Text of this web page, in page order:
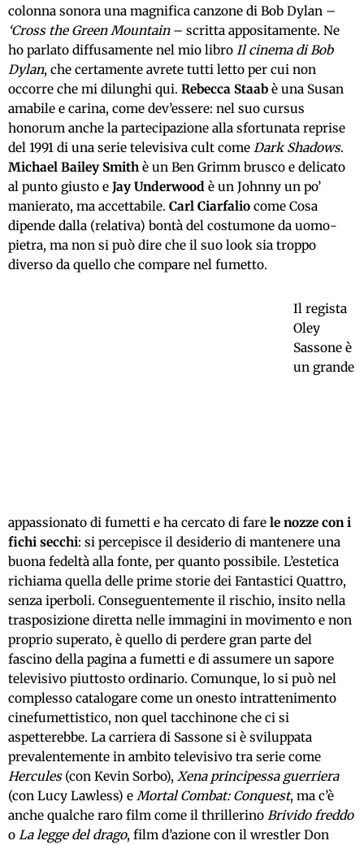
colonna sonora una magnifica canzone di Bob Dylan –
‘Cross the Green Mountain– scritta appositamente. Ne
ho parlato diffusamente nel mio libro Il cinema di Bob
Dylan, che certamente avrete tutti letto per cui non
occorre che mi dilunghi qui. Rebecca Staab è una Susan
amabile e carina, come dev’essere: nel suo cursus
honorum anche la partecipazione alla sfortunata reprise
del 1991 di una serie televisiva cult come Dark Shadows.
Michael Bailey Smith è un Ben Grimm brusco e delicato
al punto giusto e Jay Underwood è un Johnny un po’
manierato, ma accettabile. Carl Ciarfalio come Cosa
dipende dalla (relativa) bontà del costumone da uomo-
pietra, ma non si può dire che il suo look sia troppo
diverso da quello che compare nel fumetto.
Il regista
Oley
Sassone è
un grande
appassionato di fumetti e ha cercato di fare le nozze con i
fichi secchi: si percepisce il desiderio di mantenere una
buona fedeltà alla fonte, per quanto possibile. L’estetica
richiama quella delle prime storie dei Fantastici Quattro,
senza iperboli. Conseguentemente il rischio, insito nella
trasposizione diretta nelle immagini in movimento e non
proprio superato, è quello di perdere gran parte del
fascino della pagina a fumetti e di assumere un sapore
televisivo piuttosto ordinario. Comunque, lo si può nel
complesso catalogare come un onesto intrattenimento
cinefumettistico, non quel tacchinone che ci si
aspetterebbe. La carriera di Sassone si è sviluppata
prevalentemente in ambito televisivo tra serie come
Hercules(con Kevin Sorbo), Xena principessa guerriera
(con Lucy Lawless) e Mortal Combat: Conquest, ma c’è
anche qualche raro film come il thrillerino Brivido freddo
o La legge del drago, film d’azione con il wrestler Don